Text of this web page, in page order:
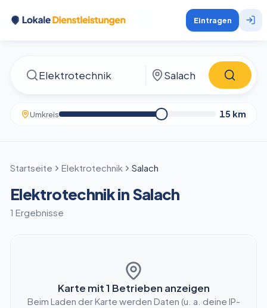
Eintragen
Umkreis 15 km
Startseite Elektrotechnik Salach
Elektrotechnik in Salach
1 Ergebnisse
Karte mit1 Betrieben anzeigen
Beim Laden der Karte werden Daten (u. a. deine IP-